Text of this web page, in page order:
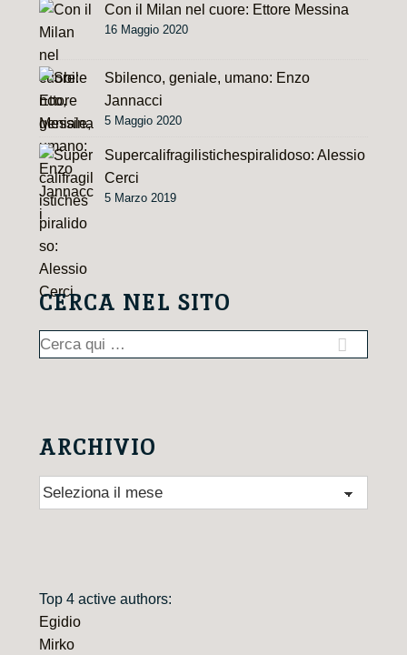
Con il Milan nel cuore: Ettore Messina
16 Maggio 2020
Sbilenco, geniale, umano: Enzo
Jannacci
5 Maggio 2020
Supercalifragilistichespiralidoso: Alessio
Cerci
5 Marzo 2019
CERCA NEL SITO
Cerca:
ARCHIVIO
Archivio
Top 4 active authors:
Egidio
Mirko